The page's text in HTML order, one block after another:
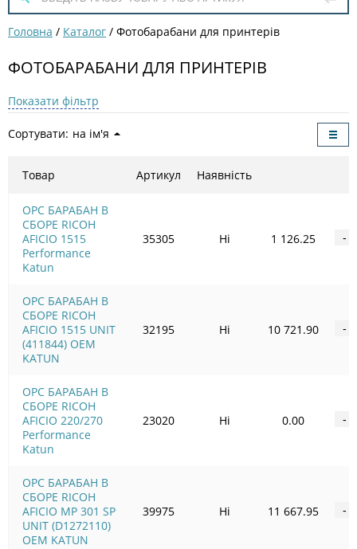
Головна / Каталог / Фотобарабани для принтерів
ФОТОБАРАБАНИ ДЛЯ ПРИНТЕРІВ
Показати фільтр
Сортувати: на ім'я
Товар
OPC БАРАБАН В
СБОРЕ RICOH
AFICIO 1515
Performance
Katun
OPC БАРАБАН В
СБОРЕ RICOH
AFICIO 1515 UNIT
(411844) OEM
KATUN
OPC БАРАБАН В
СБОРЕ RICOH
AFICIO 220/270
Performance
Katun
OPC БАРАБАН В
СБОРЕ RICOH
AFICIO MP 301 SP
UNIT (D1272110)
OEM KATUN
Артикул Наявність
35305 Ні 1 126.25 -
32195 Ні 10 721.90 -
23020 Ні 0.00 -
39975 Ні 11 667.95 -